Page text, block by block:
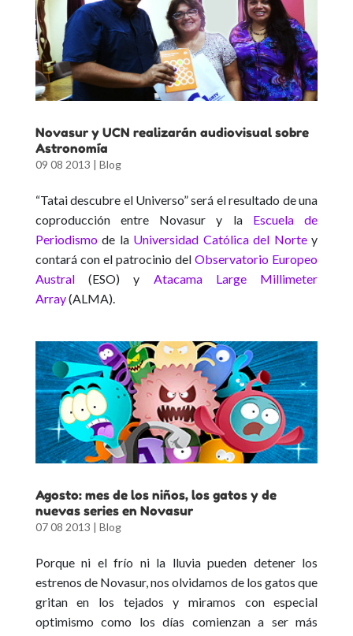
Novasur y UCN realizarán audiovisual sobre
Astronomía
09 08 2013 | Blog
“Tatai descubre el Universo” será el resultado de una
coproducción entre Novasur y la Escuela de
Periodismode la Universidad Católica del Nortey
contará con el patrocinio delObservatorio Europeo
Austral(ESO) y Atacama Large Millimeter
Array(ALMA).
Agosto: mes de los niños, los gatos y de
nuevas series en Novasur
07 08 2013 | Blog
Porque ni el frío ni la lluvia pueden detener los
estrenos de Novasur, nos olvidamos de los gatos que
gritan en los tejados y miramos con especial
optimismo como los días comienzan a ser más